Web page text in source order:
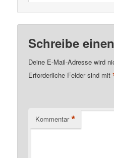
Schreibe
Deine E-Mail-Adresse wird
Erforderliche Felder sind mit
Kommentar *